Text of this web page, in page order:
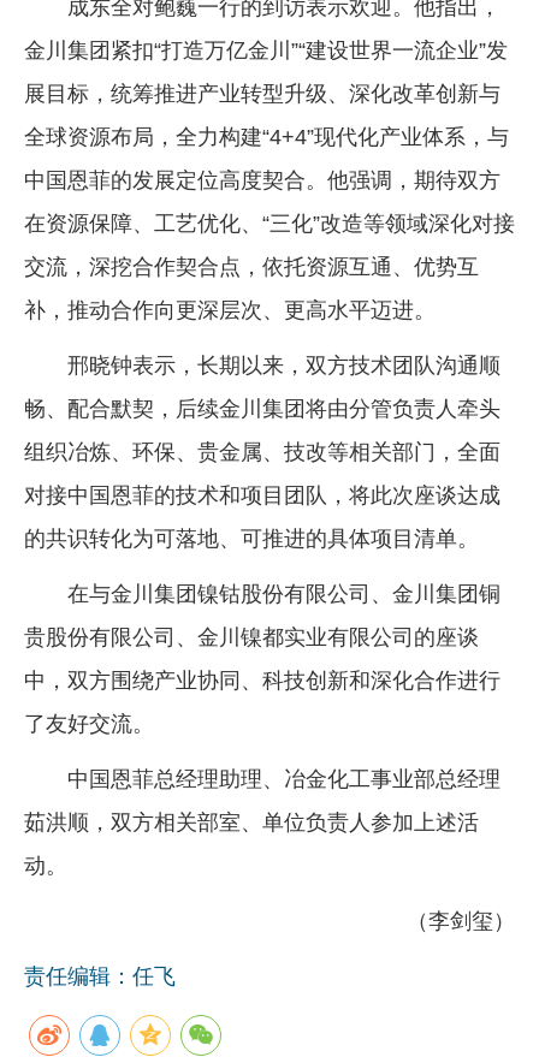
成东全对鲍巍一行的到访表示欢迎。他指出，
金川集团紧扣“打造万亿金川”“建设世界一流企业”发
展目标，统筹推进产业转型升级、深化改革创新与
全球资源布局，全力构建“4+4”现代化产业体系，与
中国恩菲的发展定位高度契合。他强调，期待双方
在资源保障、工艺优化、“三化”改造等领域深化对接
交流，深挖合作契合点，依托资源互通、优势互
补，推动合作向更深层次、更高水平迈进。
邢晓钟表示，长期以来，双方技术团队沟通顺
畅、配合默契，后续金川集团将由分管负责人牵头
组织冶炼、环保、贵金属、技改等相关部门，全面
对接中国恩菲的技术和项目团队，将此次座谈达成
的共识转化为可落地、可推进的具体项目清单。
在与金川集团镍钴股份有限公司、金川集团铜
贵股份有限公司、金川镍都实业有限公司的座谈
中，双方围绕产业协同、科技创新和深化合作进行
了友好交流。
中国恩菲总经理助理、冶金化工事业部总经理
茹洪顺，双方相关部室、单位负责人参加上述活
动。
（李剑玺）
责任编辑：任飞